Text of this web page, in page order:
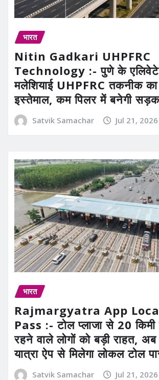
भारत
Nitin Gadkari UHPFRC
Technology :- पुणे के
मलेशियाई UHPFRC तकनीक का
इस्तेमाल, कम पिलर में बनेगी सड़क
Satvik Samachar Jul 21, 2026
भारत
Rajmargyatra App
Pass :- टोल प्लाजा से 20
रहने वाले लोगों को बड़ी राहत, अब
यात्रा ऐप से मिलेगा लोकल टोल
Satvik Samachar Jul 21, 2026